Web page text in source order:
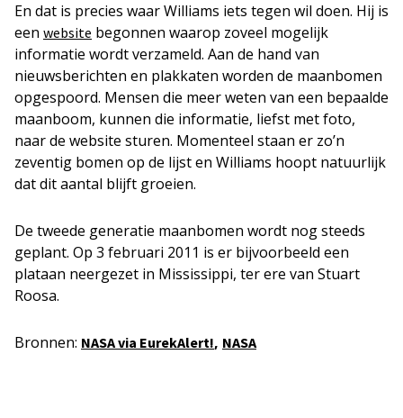
En dat is precies waar Williams iets tegen wil doen. Hij is
een website begonnen waarop zoveel mogelijk
informatie wordt verzameld. Aan de hand van
nieuwsberichten en plakkaten worden de maanbomen
opgespoord. Mensen die meer weten van een bepaalde
maanboom, kunnen die informatie, liefst met foto,
naar de website sturen. Momenteel staan er zo’n
zeventig bomen op de lijst en Williams hoopt natuurlijk
dat dit aantal blijft groeien.
De tweede generatie maanbomen wordt nog steeds
geplant. Op 3 februari 2011 is er bijvoorbeeld een
plataan neergezet in Mississippi, ter ere van Stuart
Roosa.
Bronnen: NASA via EurekAlert!, NASA